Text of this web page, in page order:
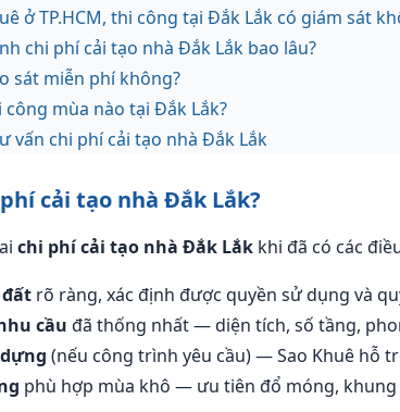
ở TP.HCM, thi công tại Đắk Lắk có giám sát
chi phí cải tạo nhà Đắk Lắk bao lâu?
sát miễn phí không?
công mùa nào tại Đắk Lắk?
vấn chi phí cải tạo nhà Đắk Lắk
cải tạo nhà Đắk Lắk?
chi phí cải tạo nhà Đắk Lắk khi đã có các
rõ ràng, xác định được quyền sử dụng và
cầu đã thống nhất — diện tích, số tầng,
(nếu công trình yêu cầu) — Sao Khuê hỗ
phù hợp mùa khô — ưu tiên đổ móng, khung